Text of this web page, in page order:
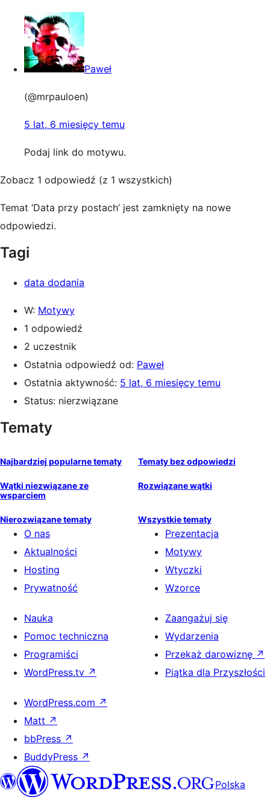
Paweł
(@mrpauloen)
5 lat, 6 miesięcy temu
Podaj link do motywu.
Zobacz 1 odpowiedź (z 1 wszystkich)
Temat ‘Data przy postach’ jest zamknięty na nowe
odpowiedzi.
Tagi
data dodania
W: Motywy
1 odpowiedź
2 uczestnik
Ostatnia odpowiedź od: Paweł
Ostatnia aktywność: 5 lat, 6 miesięcy temu
Status: nierzwiązane
Tematy
Najbardziej popularne tematy Tematy bez odpowiedzi
Wątki niezwiązane ze
wsparciem
Rozwiązane wątki
Nierozwiązane tematy Wszystkie tematy
O nas
Aktualności
Hosting
Prywatność
Prezentacja
Motywy
Wtyczki
Wzorce
Nauka
Pomoc techniczna
Programiści
WordPress.tv ↗
Zaangażuj się
Wydarzenia
Przekaż darowiznę ↗
Piątka dla Przyszłości
WordPress.com ↗
Matt ↗
bbPress ↗
BuddyPress ↗
Polska